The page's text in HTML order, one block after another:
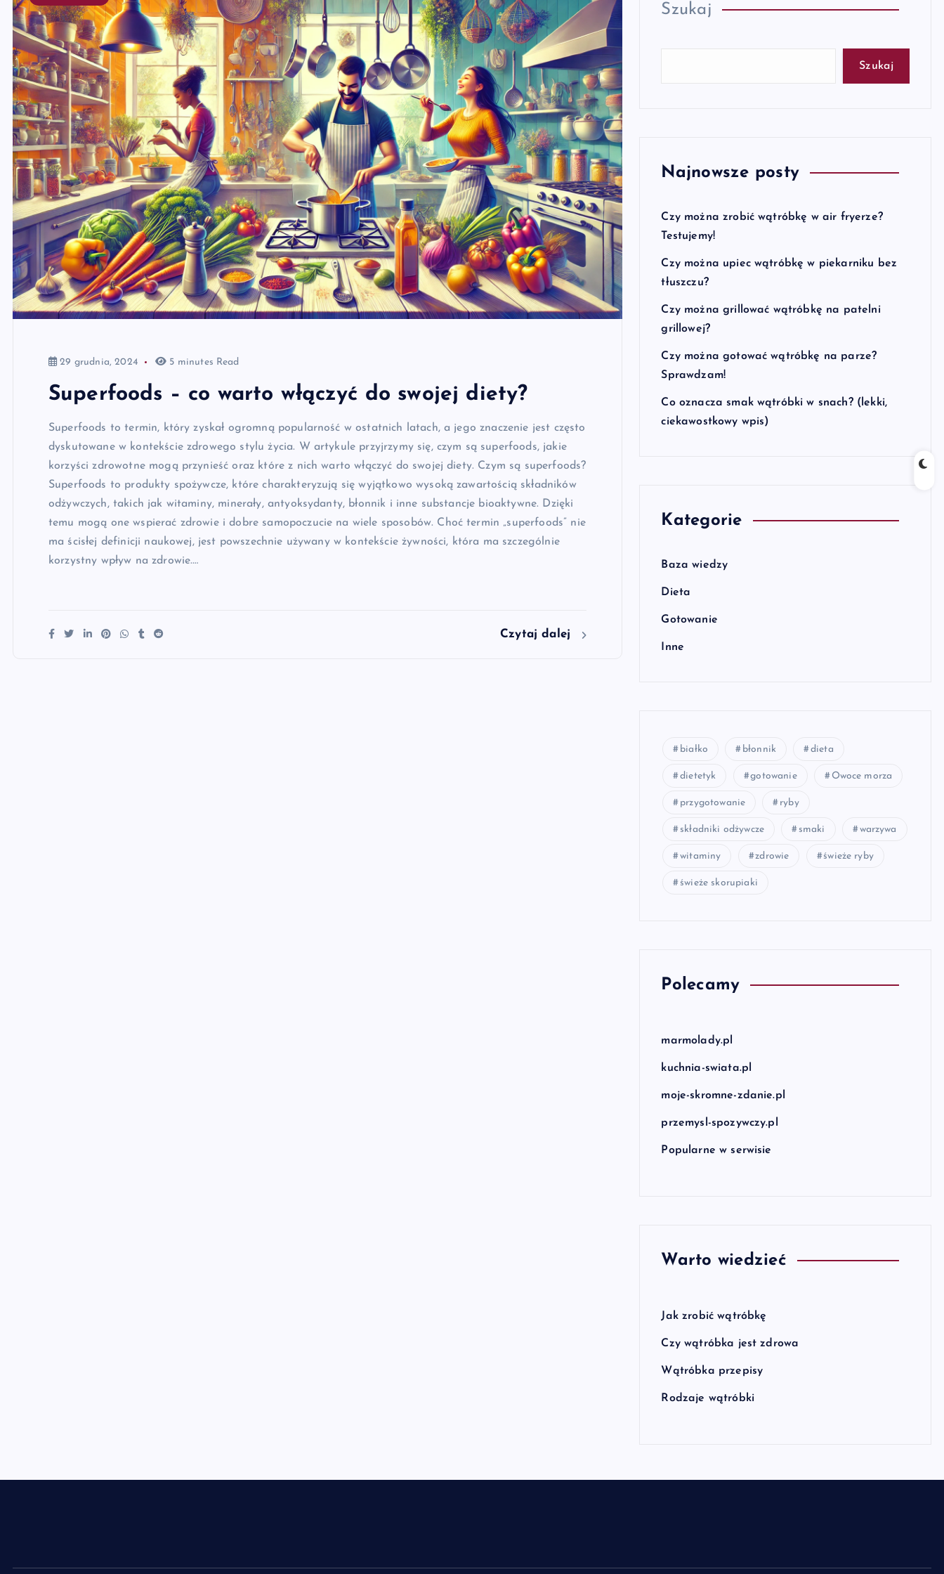
29 grudnia, 2024 5 minutes Read
Superfoods – co warto włączyć do swojej diety?
Superfoods to termin, który zyskał ogromną popularność w ostatnich latach, a jego znaczenie jest często
dyskutowane w kontekście zdrowego stylu życia. W artykule przyjrzymy się, czym są superfoods, jakie
korzyści zdrowotne mogą przynieść oraz które z nich warto włączyć do swojej diety. Czym są superfoods?
Superfoods to produkty spożywcze, które charakteryzują się wyjątkowo wysoką zawartością składników
odżywczych, takich jak witaminy, minerały, antyoksydanty, błonnik i inne substancje bioaktywne. Dzięki
temu mogą one wspierać zdrowie i dobre samopoczucie na wiele sposobów. Choć termin „superfoods” nie
ma ścisłej definicji naukowej, jest powszechnie używany w kontekście żywności, która ma szczególnie
korzystny wpływ na zdrowie.…
Czytaj dalej
Szukaj
Szukaj
Najnowsze posty
Czy można zrobić wątróbkę w air fryerze?
Testujemy!
Czy można upiec wątróbkę w piekarniku bez
tłuszczu?
Czy można grillować wątróbkę na patelni
grillowej?
Czy można gotować wątróbkę na parze?
Sprawdzam!
Co oznacza smak wątróbki w snach? (lekki,
ciekawostkowy wpis)
Kategorie
Baza wiedzy
Dieta
Gotowanie
Inne
białko błonnik dieta
dietetyk gotowanie Owoce morza
przygotowanie ryby
składniki odżywcze smaki warzywa
witaminy zdrowie świeże ryby
świeże skorupiaki
Polecamy
marmolady.pl
kuchnia-swiata.pl
moje-skromne-zdanie.pl
przemysl-spozywczy.pl
Popularne w serwisie
Warto wiedzieć
Jak zrobić wątróbkę
Czy wątróbka jest zdrowa
Wątróbka przepisy
Rodzaje wątróbki